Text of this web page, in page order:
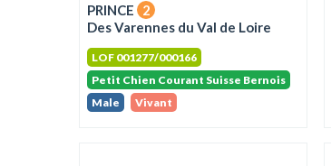
PRINCE
2
Des Varennes du Val de Loire
LOF 001277/000166
Petit Chien Courant Suisse Bernois
Male
Vivant